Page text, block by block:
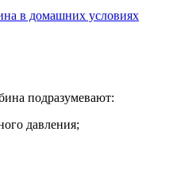
в домашних условиях
подразумевают:
давления;